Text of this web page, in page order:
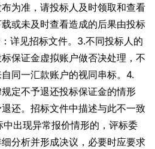
为准，请投标人及时领取和查看
或未及时查看造成的后果由投标
详见招标文件。3.不同投标人的
保证金虚拟账户做否决处理，不
同一汇款账户的视同串标。4.
定不予退还投标保证金的情形
还。招标文件中描述与此不一致
出现异常报价情形的，评标委
分析并形成决议，必要时应要求